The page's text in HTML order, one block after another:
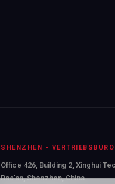
SHENZHEN - VERTRIEBSBÜRO
Office 426, Building 2, Xinghui
Bao'an, Shenzhen, China